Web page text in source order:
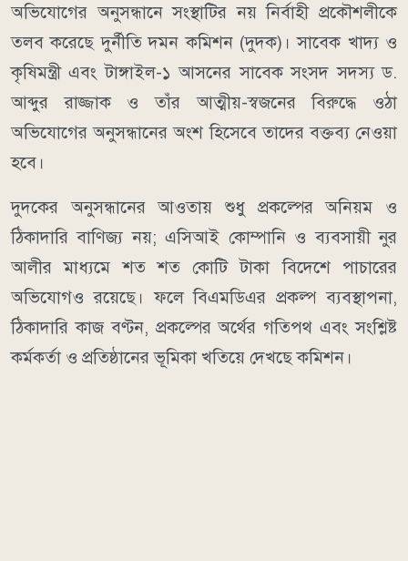
অভিযোগের অনুসন্ধানে সংস্থাটির নয় নির্বাহী প্রকৌশলীকে
তলব করেছে দুর্নীতি দমন কমিশন (দুদক)। সাবেক খাদ্য ও
কৃষিমন্ত্রী এবং টাঙ্গাইল-১ আসনের সাবেক সংসদ সদস্য ড.
আব্দুর রাজ্জাক ও তাঁর আত্মীয়-স্বজনের বিরুদ্ধে ওঠা
অভিযোগের অনুসন্ধানের অংশ হিসেবে তাদের বক্তব্য নেওয়া
হবে।
দুদকের অনুসন্ধানের আওতায় শুধু প্রকল্পের অনিয়ম ও
ঠিকাদারি বাণিজ্য নয়; এসিআই কোম্পানি ও ব্যবসায়ী নুর
আলীর মাধ্যমে শত শত কোটি টাকা বিদেশে পাচারের
অভিযোগও রয়েছে। ফলে বিএমডিএর প্রকল্প ব্যবস্থাপনা,
ঠিকাদারি কাজ বণ্টন, প্রকল্পের অর্থের গতিপথ এবং সংশ্লিষ্ট
কর্মকর্তা ও প্রতিষ্ঠানের ভূমিকা খতিয়ে দেখছে কমিশন।